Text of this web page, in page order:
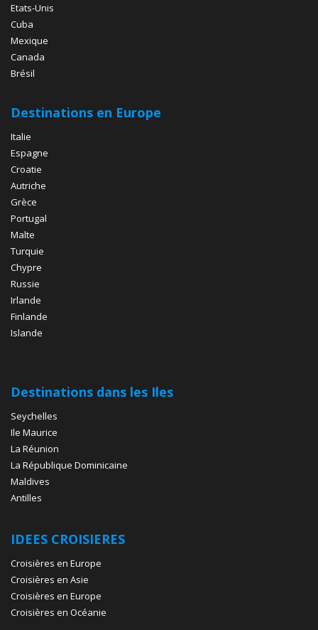
Etats-Unis
Cuba
Mexique
Canada
Brésil
Destinations en Europe
Italie
Espagne
Croatie
Autriche
Grèce
Portugal
Malte
Turquie
Chypre
Russie
Irlande
Finlande
Islande
Destinations dans les Iles
Seychelles
Ile Maurice
La Réunion
La République Dominicaine
Maldives
Antilles
IDEES CROISIERES
Croisières en Europe
Croisières en Asie
Croisières en Europe
Croisières en Océanie